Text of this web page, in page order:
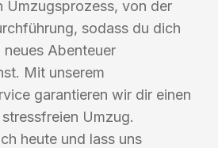
Umzugsprozess, von der
sodass du dich
Abenteuer
Mit unserem
garantieren wir dir einen
Umzug.
heute und lass uns